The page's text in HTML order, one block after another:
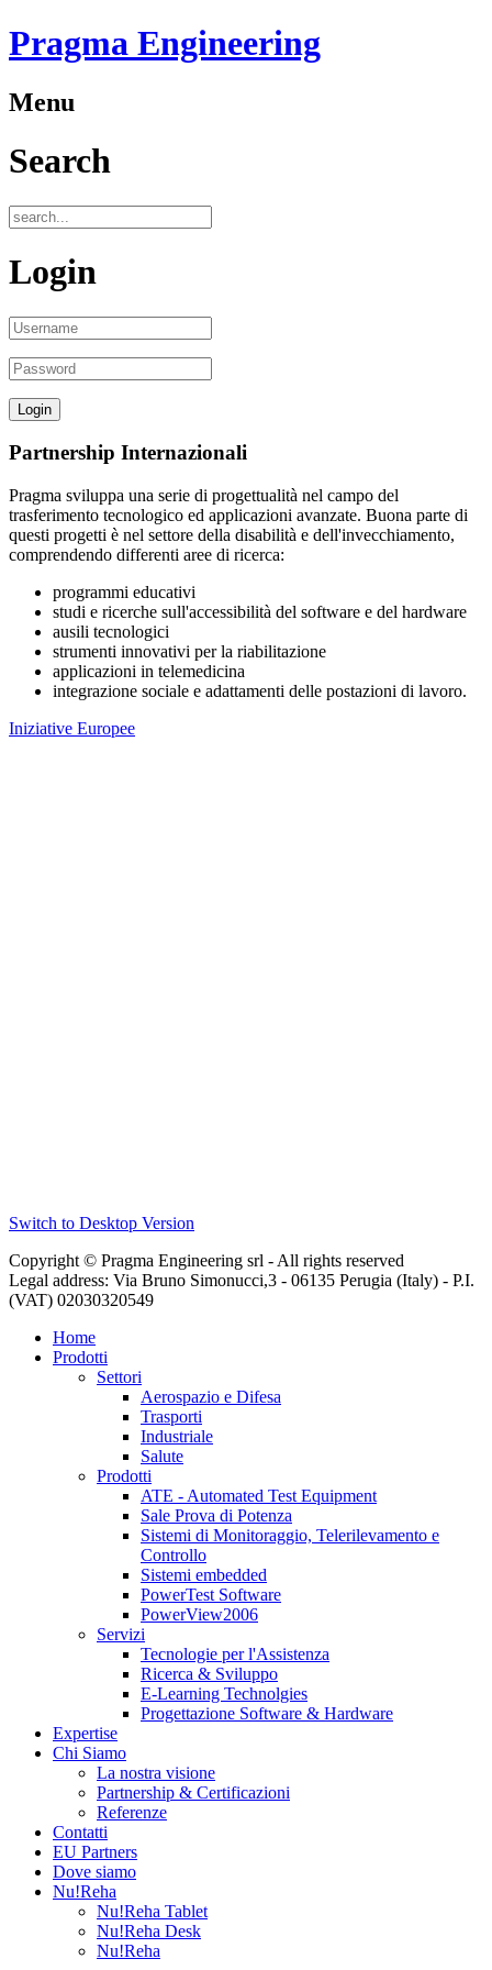
Pragma Engineering
Menu
Search
Login
Partnership Internazionali
Pragma sviluppa una serie di progettualità nel campo del
trasferimento tecnologico ed applicazioni avanzate. Buona parte di
questi progetti è nel settore della disabilità e dell'invecchiamento,
comprendendo differenti aree di ricerca:
programmi educativi
studi e ricerche sull'accessibilità del software e del hardware
ausili tecnologici
strumenti innovativi per la riabilitazione
applicazioni in telemedicina
integrazione sociale e adattamenti delle postazioni di lavoro.
Iniziative Europee
Switch to Desktop Version
Copyright © Pragma Engineering srl - All rights reserved
Legal address: Via Bruno Simonucci,3 - 06135 Perugia (Italy) - P.I.
(VAT) 02030320549
Home
Prodotti
Settori
Aerospazio e Difesa
Trasporti
Industriale
Salute
Prodotti
ATE - Automated Test Equipment
Sale Prova di Potenza
Sistemi di Monitoraggio, Telerilevamento e
Controllo
Sistemi embedded
PowerTest Software
PowerView2006
Servizi
Tecnologie per l'Assistenza
Ricerca & Sviluppo
E-Learning Technolgies
Progettazione Software & Hardware
Expertise
Chi Siamo
La nostra visione
Partnership & Certificazioni
Referenze
Contatti
EU Partners
Dove siamo
Nu!Reha
Nu!Reha Tablet
Nu!Reha Desk
Nu!Reha